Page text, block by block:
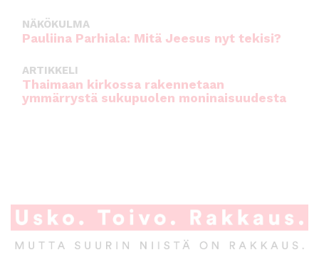
NÄKÖKULMA
Pauliina Parhiala: Mitä Jeesus nyt tekisi?
ARTIKKELI
Thaimaan kirkossa rakennetaan
ymmärrystä sukupuolen moninaisuudesta